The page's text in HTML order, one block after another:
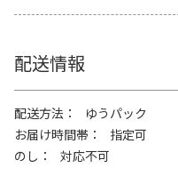
配送情報
配送方法
ゆうパック
お届け時間帯
指定可
のし
対応不可